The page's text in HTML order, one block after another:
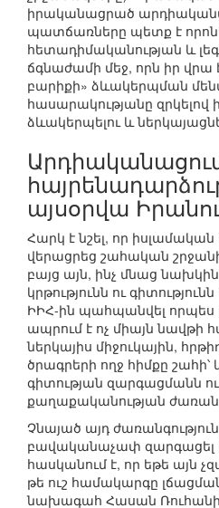
իրականացրած
պատճառները պետք է
հետադիմականության և
ճգնաժամի մեջ, որն իր վրա
բարիքի» ձևակերպման
հասարակությանը զրկելով
ձևակերպելու և
այսօրվա
Հարկ է նշել, որ
վերացրեց շահական
բայց այն, ինչ մնաց
կրթությունն ու գիտությունն
ԻԻՀ-ին պահպանվել որպես
ապրում է ոչ միայն նավթի
ներկայիս միջուկային,
ծրագրերի ողջ հիմքը շահի՝
գիտության զարգացմանն
քաղաքականության
Չնայած այդ
բավականաչափ զարգացել
հասկանում է, որ եթե այն
թե ուշ համակարգը
նախագահ Հասան